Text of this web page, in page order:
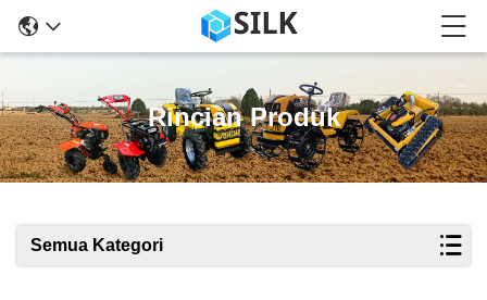
Rincian Produk
Semua Kategori